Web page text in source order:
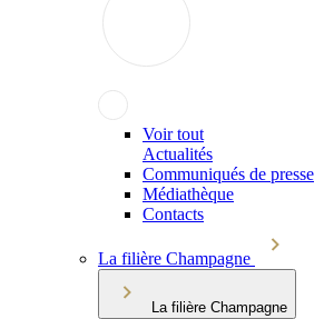
Voir tout
Actualités
Communiqués de presse
Médiathèque
Contacts
La filière Champagne
La filière Champagne